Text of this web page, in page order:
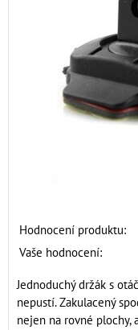
Hodnocení produktu:
Vaše hodnocení:
Jednoduchý držák s
nepustí. Zakulacený
nejen na rovné plochy,